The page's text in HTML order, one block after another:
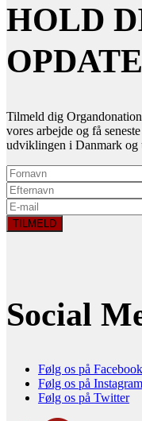
HOLD
Tilmeld dig
vores arbejde og få
udviklingen i Danmark og
Social
Følg os på Facebook
Følg os på Instagram
Følg os på Twitter